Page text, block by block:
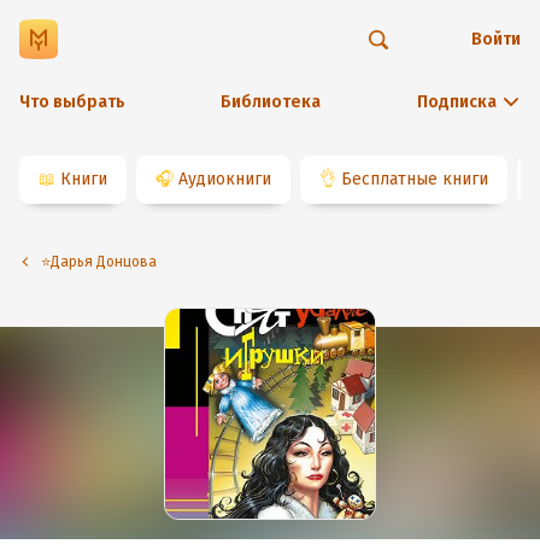
Что выбрать Библиотека Подписка
Войти
📖 Книги 🎧 Аудиокниги 👌 Бесплатные книги
⭐️Дарья Донцова